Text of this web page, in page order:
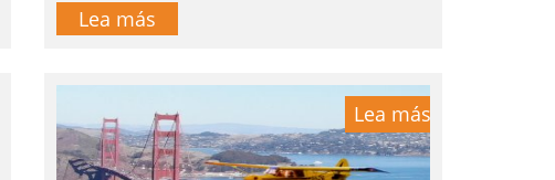
Lea más
Lea más